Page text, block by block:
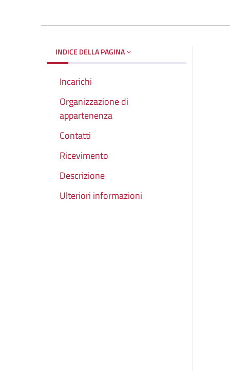
INDICE DELLA PAGINA
Incarichi
Organizzazione di
appartenenza
Contatti
Ricevimento
Descrizione
Ulteriori informazioni